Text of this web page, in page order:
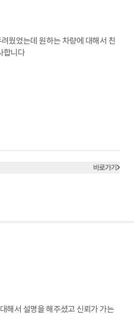
웠었는데 원하는 차량에 대해서 친
합니다
바로가기
해서 설명을 해주셨고 신뢰가 가는